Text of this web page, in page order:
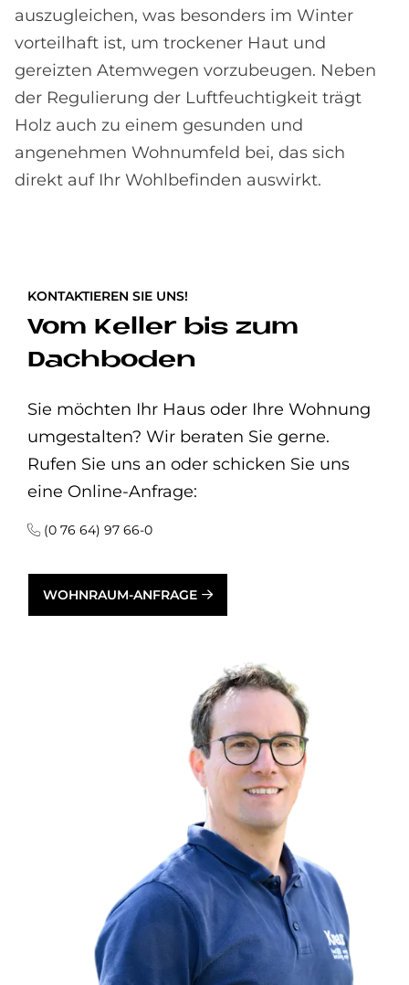
auszugleichen, was besonders im Winter
vorteilhaft ist, um trockener Haut und
gereizten Atemwegen vorzubeugen. Neben
der Regulierung der Luftfeuchtigkeit trägt
Holz auch zu einem gesunden und
angenehmen Wohnumfeld bei, das sich
direkt auf Ihr Wohlbefinden auswirkt.
KONTAKTIEREN SIE UNS!
Vom Keller bis zum
Dachboden
Sie möchten Ihr Haus oder Ihre Wohnung
umgestalten? Wir beraten Sie gerne.
Rufen Sie uns an oder schicken Sie uns
eine Online-Anfrage:
(0 76 64) 97 66-0
WOHNRAUM-ANFRAGE